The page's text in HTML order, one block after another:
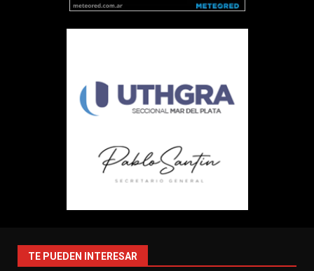
TE PUEDEN INTERESAR